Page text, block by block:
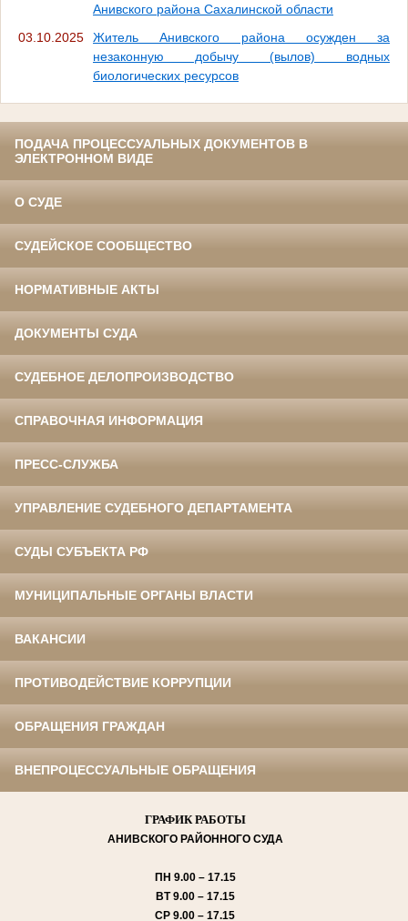
Анивского района Сахалинской области
03.10.2025
Житель Анивского района осужден за
незаконную добычу (вылов) водных
биологических ресурсов
ПОДАЧА ПРОЦЕССУАЛЬНЫХ ДОКУМЕНТОВ В
ЭЛЕКТРОННОМ ВИДЕ
О СУДЕ
СУДЕЙСКОЕ СООБЩЕСТВО
НОРМАТИВНЫЕ АКТЫ
ДОКУМЕНТЫ СУДА
СУДЕБНОЕ ДЕЛОПРОИЗВОДСТВО
СПРАВОЧНАЯ ИНФОРМАЦИЯ
ПРЕСС-СЛУЖБА
УПРАВЛЕНИЕ СУДЕБНОГО ДЕПАРТАМЕНТА
СУДЫ СУБЪЕКТА РФ
МУНИЦИПАЛЬНЫЕ ОРГАНЫ ВЛАСТИ
ВАКАНСИИ
ПРОТИВОДЕЙСТВИЕ КОРРУПЦИИ
ОБРАЩЕНИЯ ГРАЖДАН
ВНЕПРОЦЕССУАЛЬНЫЕ ОБРАЩЕНИЯ
ГРАФИК РАБОТЫ
АНИВСКОГО РАЙОННОГО СУДА
ПН 9.00 – 17.15
ВТ9.00 – 17.15
СР 9.00 – 17.15